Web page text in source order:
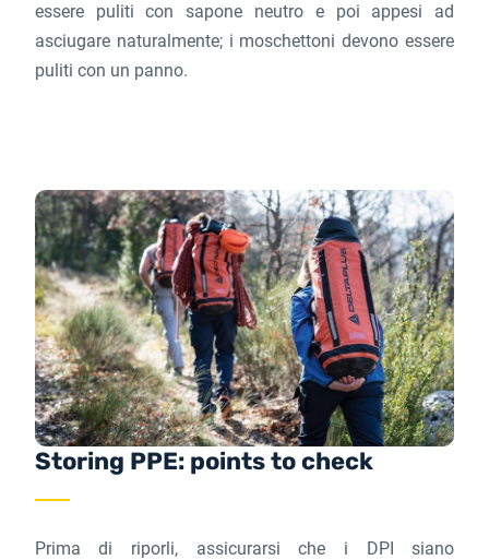
essere puliti con sapone neutro e poi appesi ad
asciugare naturalmente; i moschettoni devono essere
puliti con un panno.
Storing PPE: points to check
Prima di riporli, assicurarsi che i DPI siano